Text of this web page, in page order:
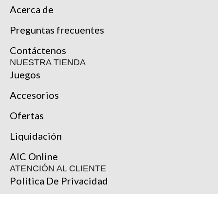
Acerca de
Preguntas frecuentes
Contáctenos
NUESTRA TIENDA
Juegos
Accesorios
Ofertas
Liquidación
AIC Online
ATENCIÓN AL CLIENTE
Política De Privacidad